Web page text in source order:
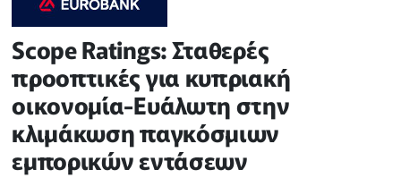
Scope Ratings: Σταθερές
προοπτικές για κυπριακή
οικονομία-Ευάλωτη στην
κλιμάκωση παγκόσμιων
εμπορικών εντάσεων